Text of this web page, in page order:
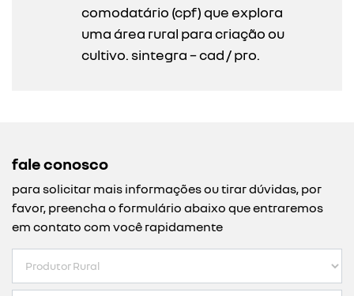
comodatário (cpf) que explora
uma área rural para criação ou
cultivo. sintegra – cad / pro.
fale conosco
para solicitar mais informações ou tirar dúvidas, por
favor, preencha o formulário abaixo que entraremos
em contato com você rapidamente